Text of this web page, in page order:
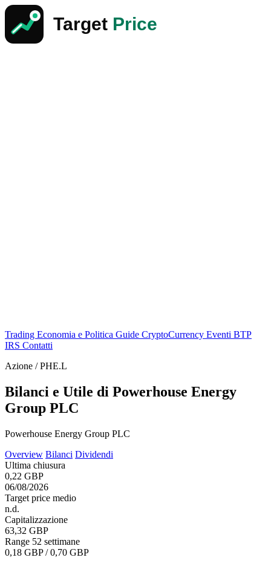
Trading Economia e Politica Guide CryptoCurrency Eventi BTP
IRS Contatti
Azione / PHE.L
Bilanci e Utile di Powerhouse Energy
Group PLC
Powerhouse Energy Group PLC
Overview Bilanci Dividendi
Ultima chiusura
0,22 GBP
06/08/2026
Target price medio
n.d.
Capitalizzazione
63,32 GBP
Range 52 settimane
0,18 GBP / 0,70 GBP